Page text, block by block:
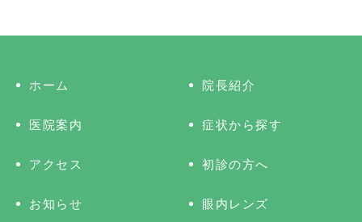
ホーム 院長紹介
医院案内 症状から探す
アクセス 初診の方へ
お知らせ 眼内レンズ